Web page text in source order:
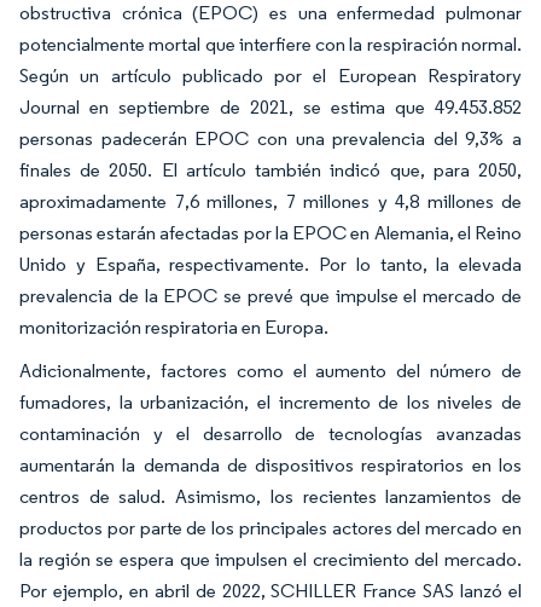
obstructiva crónica (EPOC) es una enfermedad pulmonar
potencialmente mortal que interfiere con la respiración normal.
Según un artículo publicado por el European Respiratory
Journal en septiembre de 2021, se estima que 49.453.852
personas padecerán EPOC con una prevalencia del 9,3% a
finales de 2050. El artículo también indicó que, para 2050,
aproximadamente 7,6 millones, 7 millones y 4,8 millones de
personas estarán afectadas por la EPOC en Alemania, el Reino
Unido y España, respectivamente. Por lo tanto, la elevada
prevalencia de la EPOC se prevé que impulse el mercado de
monitorización respiratoria en Europa.
Adicionalmente, factores como el aumento del número de
fumadores, la urbanización, el incremento de los niveles de
contaminación y el desarrollo de tecnologías avanzadas
aumentarán la demanda de dispositivos respiratorios en los
centros de salud. Asimismo, los recientes lanzamientos de
productos por parte de los principales actores del mercado en
la región se espera que impulsen el crecimiento del mercado.
Por ejemplo, en abril de 2022, SCHILLER France SAS lanzó el